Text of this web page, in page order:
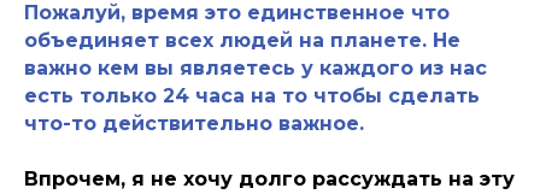
Пожалуй, время это единственное что
объединяет всех людей на планете. Не
важно кем вы являетесь у каждого из нас
есть только 24 часа на то чтобы сделать
что-то действительно важное.
Впрочем, я не хочу долго рассуждать на эту